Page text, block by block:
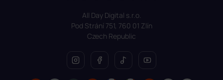
All Day Digital s.r.o.
Pod Strání 751, 760 01 Zlín
Czech Republic